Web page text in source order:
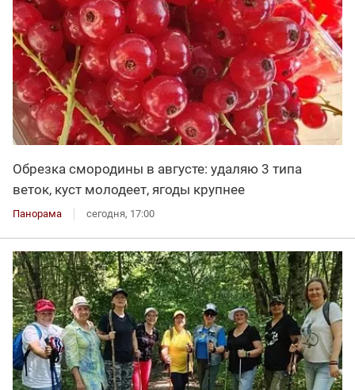
Обрезка смородины в августе: удаляю 3 типа
веток, куст молодеет, ягоды крупнее
Панорама сегодня, 17:00